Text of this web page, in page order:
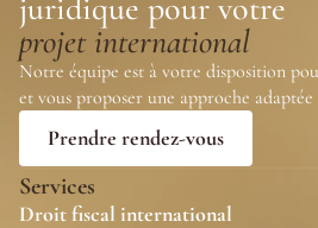
juridique pour votre
projet international
Notre équipe est à votre disposition
et vous proposer une approche adaptée
Prendre rendez-vous
Services
Droit fiscal international